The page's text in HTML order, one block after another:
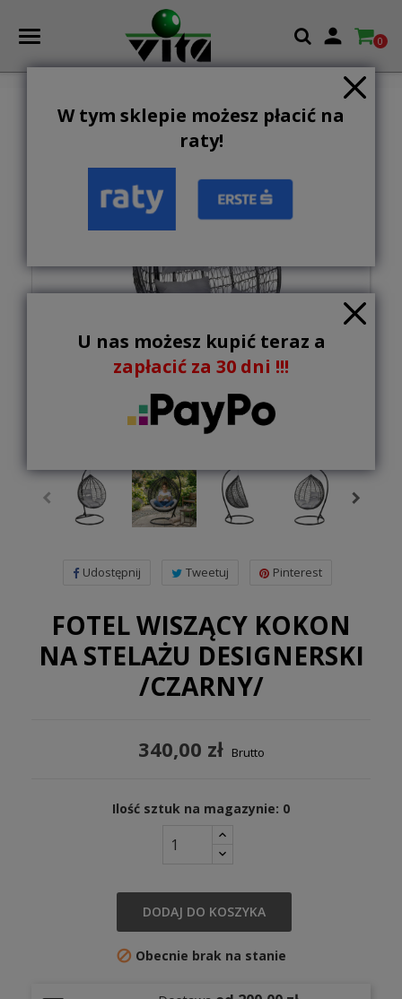
W tym sklepie możesz płacić na
raty!
U nas możesz kupić teraz a
zapłacić za 30 dni !!!
 0
Udostępnij Tweetuj Pinterest
FOTEL WISZĄCY KOKON
NA STELAŻU DESIGNERSKI
/CZARNY/
340,00 zł Brutto
Ilość sztuk na magazynie: 0
DODAJ DO KOSZYKA
 Obecnie brak na stanie